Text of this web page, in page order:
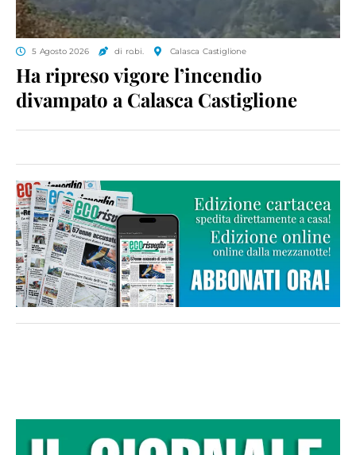
5 Agosto 2026 di ro.bi. Calasca Castiglione
Ha ripreso vigore l’incendio
divampato a Calasca Castiglione